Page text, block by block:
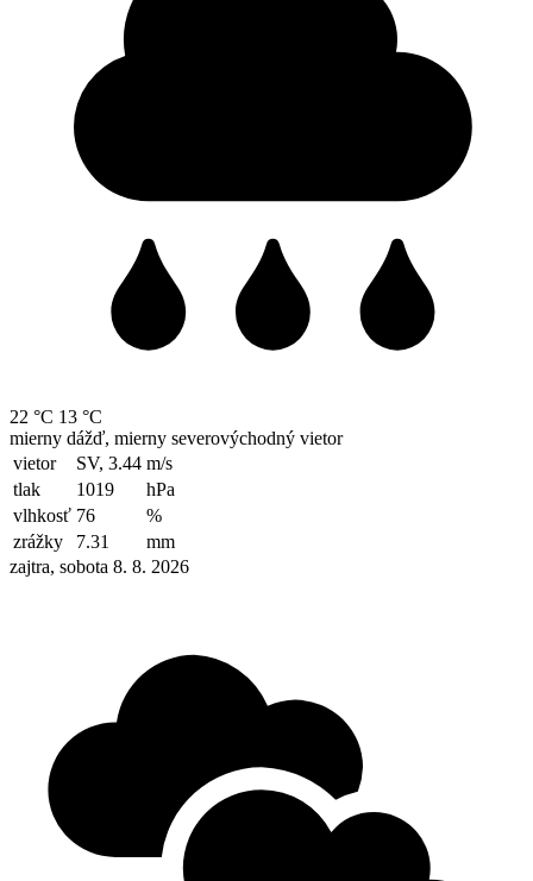
22 °C 13 °C
mierny dážď, mierny severovýchodný vietor
vietor
SV, 3.44 m/s
tlak
1019
hPa
vlhkosť 76
%
zrážky
7.31
mm
zajtra, sobota 8. 8. 2026